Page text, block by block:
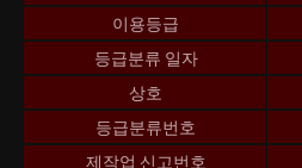
이용등급
등급분류 일자
상호
등급분류번호
제작업 신고번호